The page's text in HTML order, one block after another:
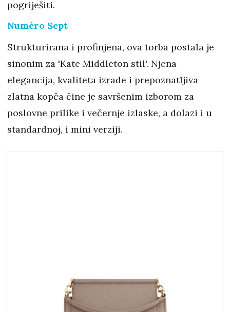
pogriješiti.
Numéro Sept
Strukturirana i profinjena, ova torba postala je
sinonim za 'Kate Middleton stil'. Njena
elegancija, kvaliteta izrade i prepoznatljiva
zlatna kopča čine je savršenim izborom za
poslovne prilike i večernje izlaske, a dolazi i u
standardnoj, i mini verziji.